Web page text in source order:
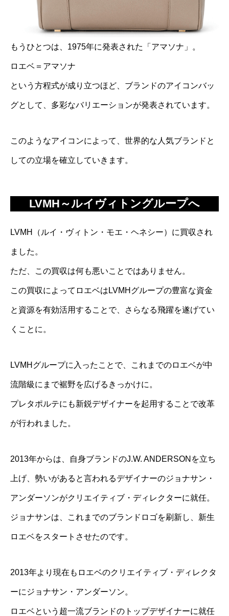
もうひとつは、1975年に発表された「アマソナ」。
ロエベ＝アマソナ
という方程式が成り立つほど、ブランドのアイコンバッ
グとして、多彩なバリエーションが発表されています。
このようなアイコンによって、世界的な人気ブランドと
しての立場を確立していきます。
LVMH～ルイヴィトングループへ
LVMH（ルイ・ヴィトン・モエ・ヘネシー）に買収され
ました。
ただ、この買収は何も悪いことではありません。
この買収によってロエベはLVMHグループの豊富な資金
と資源を有効活用することで、さらなる飛躍を遂げてい
くことに。
LVMHグループに入ったことで、これまでのロエベが中
流階級にまで裾野を広げるきっかけに。
プレタポルテにも新鋭デザイナーを起用することで改革
が行われました。
2013年からは、自身ブランドのJ.W. ANDERSONを立ち
上げ、勢いがあると言われるデザイナーのジョナサン・
アンダーソンがクリエイティブ・ディレクターに就任。
ジョナサンは、これまでのブランドロゴを刷新し、新生
ロエベをスタートさせたのです。
2013年より現在もロエベのクリエイティブ・ディレクタ
ーにジョナサン・アンダーソン。
ロエベという超一流ブランドのトップデザイナーに就任